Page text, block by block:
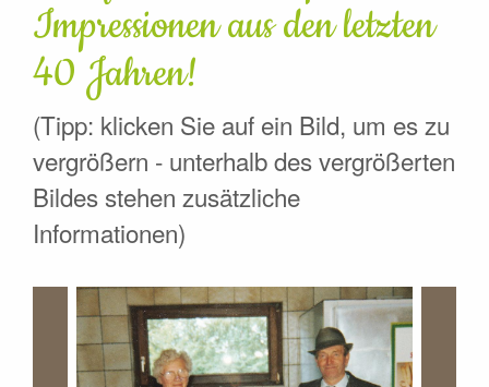
Impressionen aus den letzten
40 Jahren!
(Tipp: klicken Sie auf ein Bild, um es zu
vergrößern - unterhalb des vergrößerten
Bildes stehen zusätzliche
Informationen)